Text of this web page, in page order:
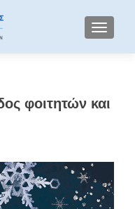
φοιτητών και